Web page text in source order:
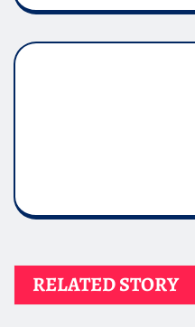
RELATED STORY